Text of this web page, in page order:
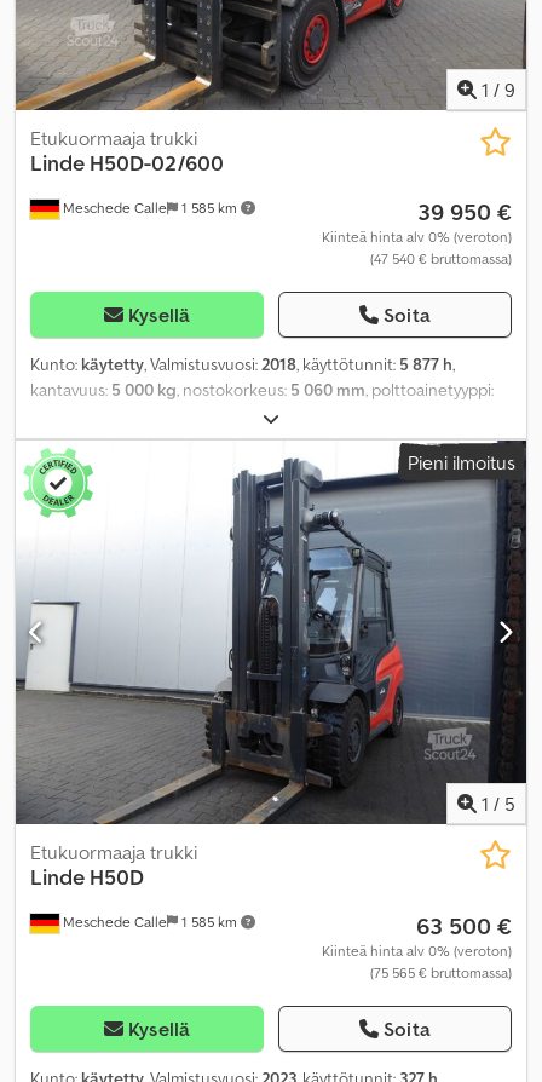
1 / 9
Meschede Calle 1 585 km
Etukuormaaja trukki
Linde H50D-02/600
39 950 €
Kiinteä hinta alv 0% (veroton)
(47 540 € bruttomassa)
Kysellä Soita
Kunto: käytetty, Valmistusvuosi:2018, käyttötunnit: 5 877 h,
kantavuus: 5 000 kg, nostokorkeus: 5 060 mm, polttoainetyyppi:
, rakennuskorkeus:
kunto:60 prosentti, väri:muu,
Pieni ilmoitus
1 / 5
Meschede Calle 1 585 km
Etukuormaaja trukki
Linde H50D
63 500 €
Kiinteä hinta alv 0% (veroton)
(75 565 € bruttomassa)
Kysellä Soita